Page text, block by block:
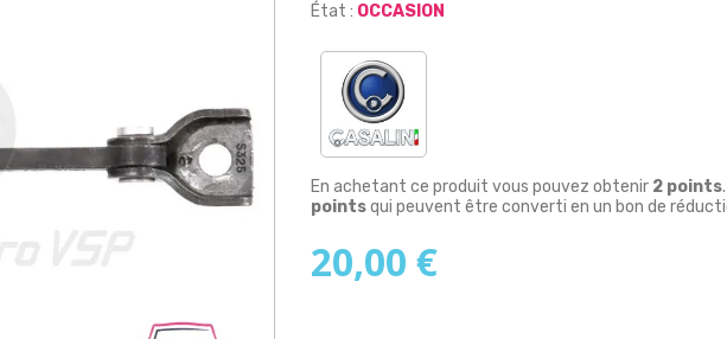
État : OCCASION
En achetant ce produit vous pouvez obtenir 2 points
pointsqui peuvent être converti en un bon de
20,00 €